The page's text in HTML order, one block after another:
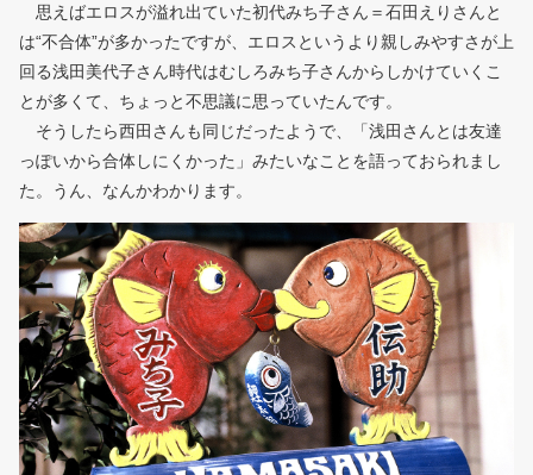
思えばエロスが溢れ出ていた初代みち子さん＝石田えりさんと
は“不合体”が多かったですが、エロスというより親しみやすさが上
回る浅田美代子さん時代はむしろみち子さんからしかけていくこ
とが多くて、ちょっと不思議に思っていたんです。
そうしたら西田さんも同じだったようで、「浅田さんとは友達
っぽいから合体しにくかった」みたいなことを語っておられまし
た。うん、なんかわかります。